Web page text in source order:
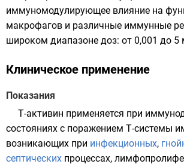
иммуномодулирующее влияние на
макрофагов и различные иммунные
широком диапазоне доз: от 0,001 до 5
Клиническое применение
Показания
Т-активин применяется при
состояниях с поражением Т-системы
возникающих при инфекционных,
септических процессах,